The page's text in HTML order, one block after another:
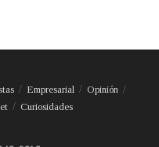
Empresarial
Opinión
Curiosidades